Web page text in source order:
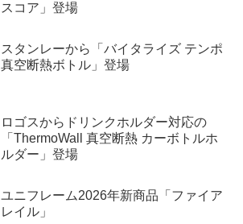
スコア」登場
スタンレーから「バイタライズ テンポ
真空断熱ボトル」登場
ロゴスからドリンクホルダー対応の
「ThermoWall 真空断熱 カーボトルホ
ルダー」登場
ユニフレーム2026年新商品「ファイア
レイル」